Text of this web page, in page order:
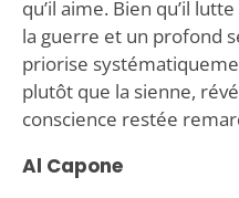
qu’il aime. Bien qu’il
la guerre et un profond
priorise
plutôt que la sienne,
conscience restée
Al Capone